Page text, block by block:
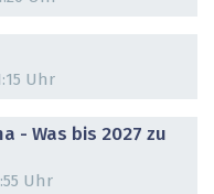
Uhr
- Was bis 2027 zu
Uhr